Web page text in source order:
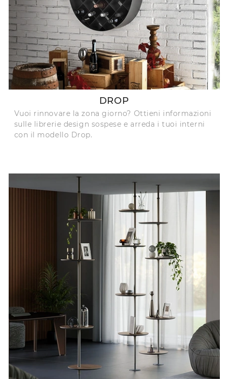
DROP
Vuoi rinnovare la zona giorno? Ottieni informazioni
sulle librerie design sospese e arreda i tuoi interni
con il modello Drop.